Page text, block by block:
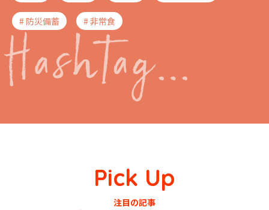
# 防災備蓄 # 非常食
Pick Up
注目の記事